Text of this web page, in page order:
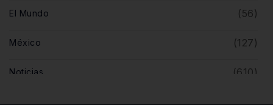
El Mundo (56)
México (127)
Noticias (610)